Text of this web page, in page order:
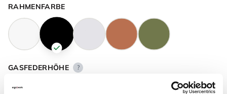
RAHMENFARBE
GASFEDERHÖHE ?